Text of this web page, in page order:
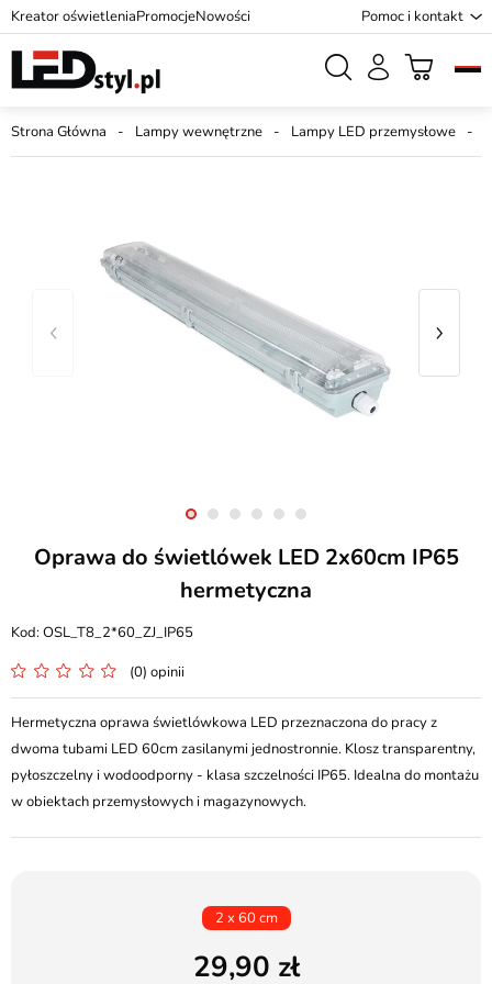
Kreator oświetleniaPromocjeNowości Pomoc i kontakt
Strona Główna Lampy wewnętrzne Lampy LED przemysłowe
Oprawa do świetlówek LED 2x60cm IP65
hermetyczna
OSL_T8_2*60_ZJ_IP65
(0) opinii
Hermetyczna oprawa świetlówkowa LED przeznaczona do pracy z
dwoma tubami LED 60cm zasilanymi jednostronnie. Klosz transparentny,
pyłoszczelny i wodoodporny - klasa szczelności IP65. Idealna do montażu
w obiektach przemysłowych i magazynowych.
2 x 60 cm
29,90